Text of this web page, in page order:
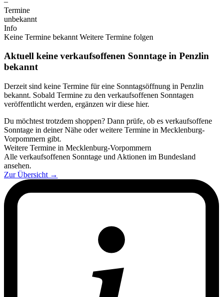
Termine
unbekannt
Info
Keine Termine bekannt Weitere Termine folgen
Aktuell keine verkaufsoffenen Sonntage in Penzlin
bekannt
Derzeit sind keine Termine für eine Sonntagsöffnung in Penzlin
bekannt. Sobald Termine zu den verkaufsoffenen Sonntagen
veröffentlicht werden, ergänzen wir diese hier.
Du möchtest trotzdem shoppen? Dann prüfe, ob es verkaufsoffene
Sonntage in deiner Nähe oder weitere Termine in Mecklenburg-
Vorpommern gibt.
Weitere Termine in Mecklenburg-Vorpommern
Alle verkaufsoffenen Sonntage und Aktionen im Bundesland
ansehen.
Zur Übersicht →